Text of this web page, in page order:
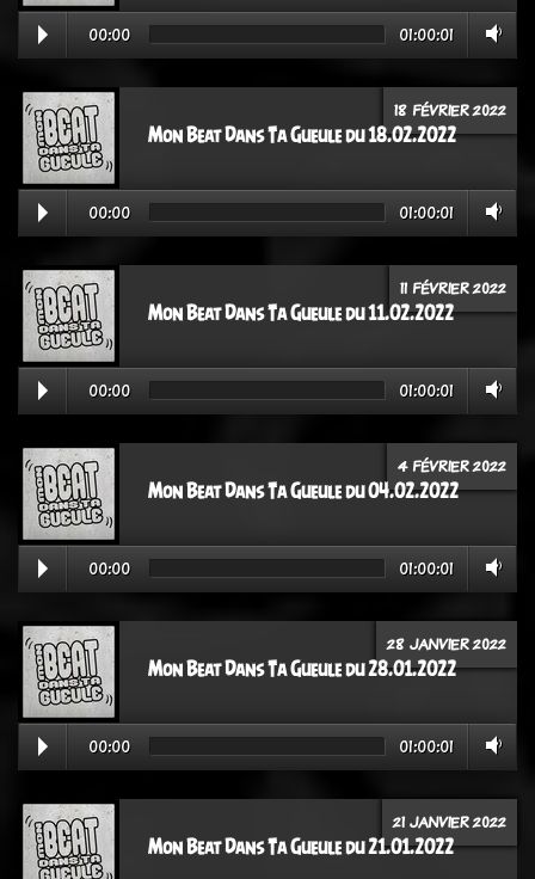
00:00 01:00:01
18 FÉVRIER 2022
Mon Beat Dans Ta Gueule du 18.02.2022
00:00 01:00:01
11 FÉVRIER 2022
Mon Beat Dans Ta Gueule du 11.02.2022
00:00 01:00:01
4 FÉVRIER 2022
Mon Beat Dans Ta Gueule du 04.02.2022
00:00 01:00:01
28 JANVIER 2022
Mon Beat Dans Ta Gueule du 28.01.2022
00:00 01:00:01
21 JANVIER 2022
Mon Beat Dans Ta Gueule du 21.01.2022